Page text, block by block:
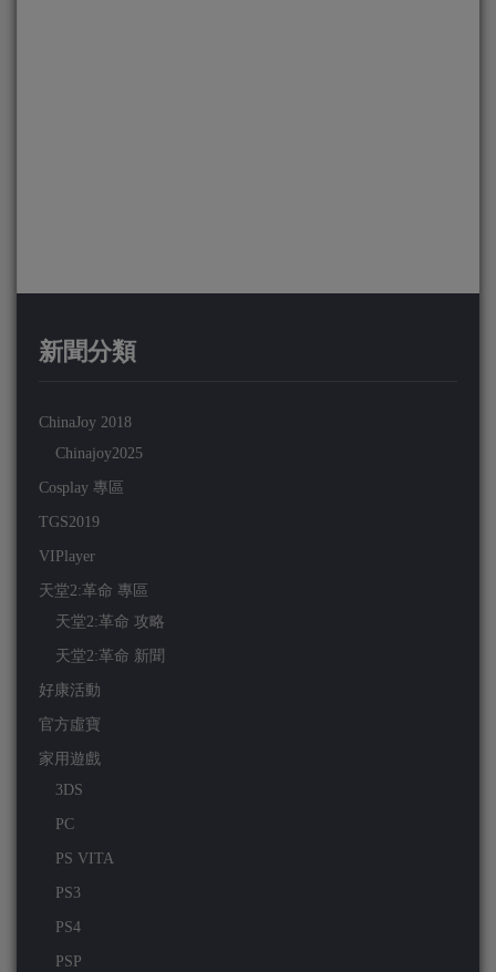
新聞分類
ChinaJoy 2018
Chinajoy2025
Cosplay 專區
TGS2019
VIPlayer
天堂2:革命 專區
天堂2:革命 攻略
天堂2:革命 新聞
好康活動
官方虛寶
家用遊戲
3DS
PC
PS VITA
PS3
PS4
PSP